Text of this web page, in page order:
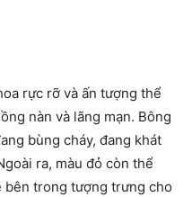
rực rỡ và ấn tượng thể
nàn và lãng mạn. Bông
bùng cháy, đang khát
ra, màu đỏ còn thể
bên trong tượng trưng cho